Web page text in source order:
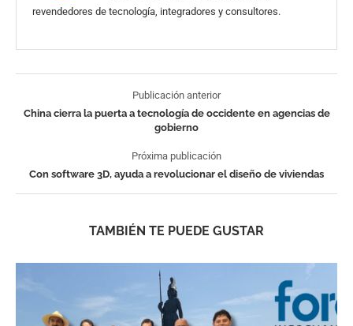
revendedores de tecnología, integradores y consultores.
Publicación anterior
China cierra la puerta a tecnología de occidente en agencias de
gobierno
Próxima publicación
Con software 3D, ayuda a revolucionar el diseño de viviendas
TAMBIÉN TE PUEDE GUSTAR